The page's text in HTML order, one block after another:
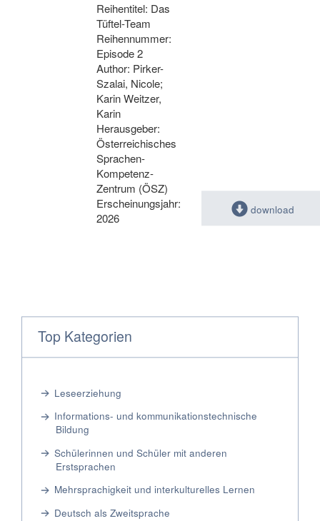
Reihentitel: Das
Tüftel-Team
Reihennummer:
Episode 2
Author: Pirker-
Szalai, Nicole;
Karin Weitzer,
Karin
Herausgeber:
Österreichisches
Sprachen-
Kompetenz-
Zentrum (ÖSZ)
Erscheinungsjahr:
2026
download
Top Kategorien
Leseerziehung
Informations- und kommunikationstechnische
Bildung
Schülerinnen und Schüler mit anderen
Erstsprachen
Mehrsprachigkeit und interkulturelles Lernen
Deutsch als Zweitsprache